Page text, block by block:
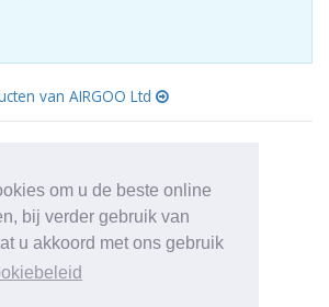
om u de beste online
bij verder gebruik van
u akkoord met ons gebruik
van AIRGOO Ltd